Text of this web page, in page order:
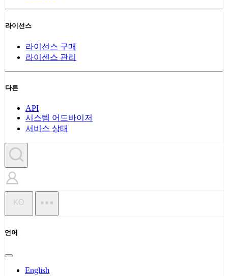
라이선스
라이선스 구매
라이센스 관리
다른
API
시스템 어드바이저
서비스 상태
KO
언어
English